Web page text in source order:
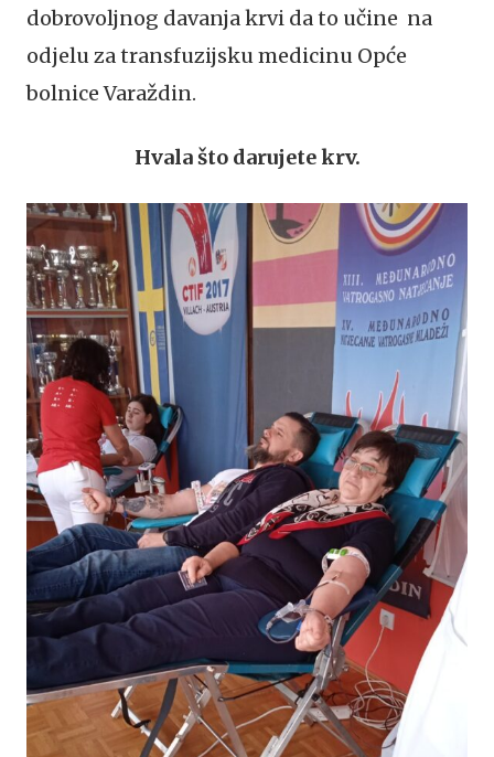
dobrovoljnog davanja krvi da to učine na
odjelu za transfuzijsku medicinu Opće
bolnice Varaždin.
Hvala što darujete krv.